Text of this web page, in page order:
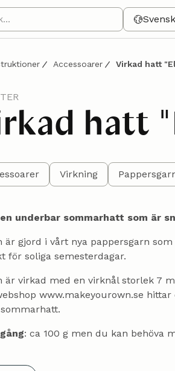
Accessoarer Virkad hatt
hatt
Virkning
underbar sommarhatt som är
är gjord i vårt nya pappersgarn
för soliga semesterdagar.
är virkad med en virknål storlek 7
www.makeyourown.se
: ca 100 g men du kan behöva